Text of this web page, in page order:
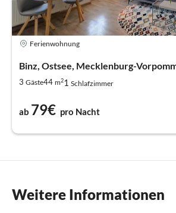
Ferienwohnung
Binz, Ostsee, Mecklenburg-
3 Gäste44 m21 Schlafzimmer
ab 79€ pro Nacht
Weitere Informationen